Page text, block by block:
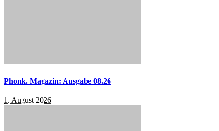
Phonk. Magazin: Ausgabe 08.26
1. August 2026